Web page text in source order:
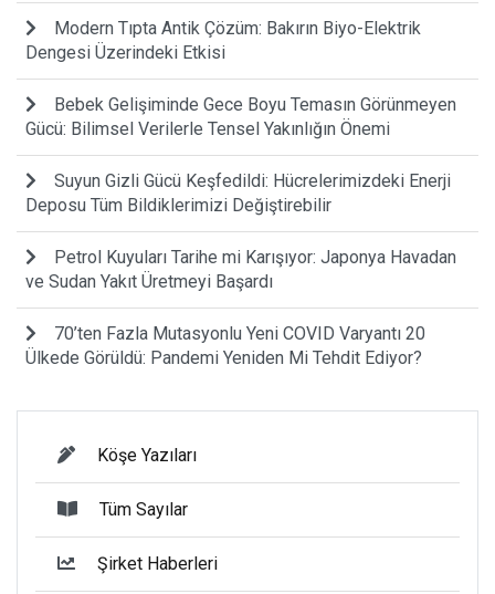
Modern Tıpta Antik Çözüm: Bakırın Biyo-Elektrik
Dengesi Üzerindeki Etkisi
Bebek Gelişiminde Gece Boyu Temasın Görünmeyen
Gücü: Bilimsel Verilerle Tensel Yakınlığın Önemi
Suyun Gizli Gücü Keşfedildi: Hücrelerimizdeki Enerji
Deposu Tüm Bildiklerimizi Değiştirebilir
Petrol Kuyuları Tarihe mi Karışıyor: Japonya Havadan
ve Sudan Yakıt Üretmeyi Başardı
70’ten Fazla Mutasyonlu Yeni COVID Varyantı 20
Ülkede Görüldü: Pandemi Yeniden Mi Tehdit Ediyor?
Köşe Yazıları
Tüm Sayılar
Şirket Haberleri